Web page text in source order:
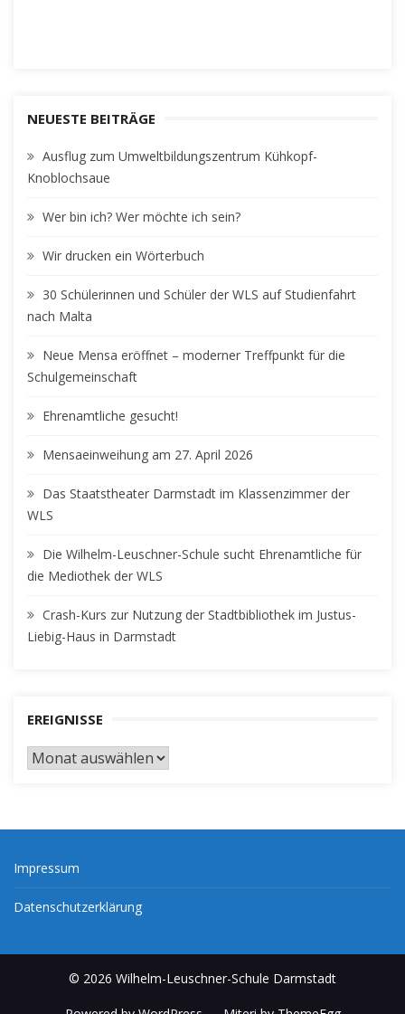
NEUESTE BEITRÄGE
Ausflug zum Umweltbildungszentrum Kühkopf-
Knoblochsaue
Wer bin ich? Wer möchte ich sein?
Wir drucken ein Wörterbuch
30 Schülerinnen und Schüler der WLS auf Studienfahrt
nach Malta
Neue Mensa eröffnet – moderner Treffpunkt für die
Schulgemeinschaft
Ehrenamtliche gesucht!
Mensaeinweihung am 27. April 2026
Das Staatstheater Darmstadt im Klassenzimmer der
WLS
Die Wilhelm-Leuschner-Schule sucht Ehrenamtliche für
die Mediothek der WLS
Crash-Kurs zur Nutzung der Stadtbibliothek im Justus-
Liebig-Haus in Darmstadt
EREIGNISSE
EREIGNISSE
Impressum
Datenschutzerklärung
© 2026 Wilhelm-Leuschner-Schule Darmstadt